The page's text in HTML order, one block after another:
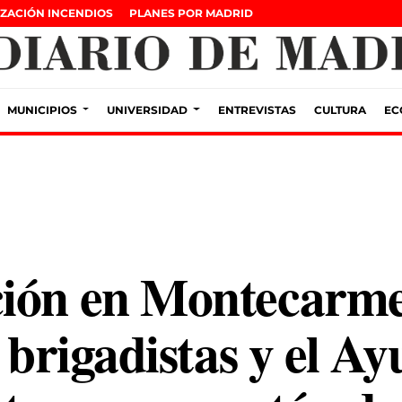
INCENDIOS PLANES POR MADRID
MUNICIPIOS UNIVERSIDAD ENTREVISTAS CULTURA
en
y el